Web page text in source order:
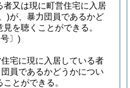
又は現に町営住宅に入居
)が、暴力団員であるかど
を聴くことができる。
〕)
宅に現に入居している者
員であるかどうかについ
とができる。